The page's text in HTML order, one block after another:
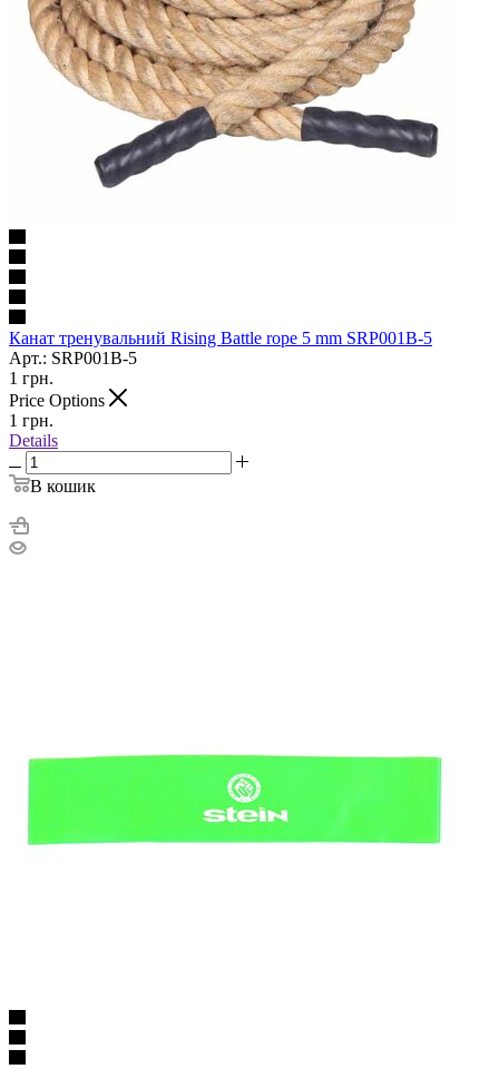
Канат тренувальний Rising Battle rope 5 mm SRP001B-5
Арт.: SRP001B-5
1 грн.
Price Options
1 грн.
Details
В кошик